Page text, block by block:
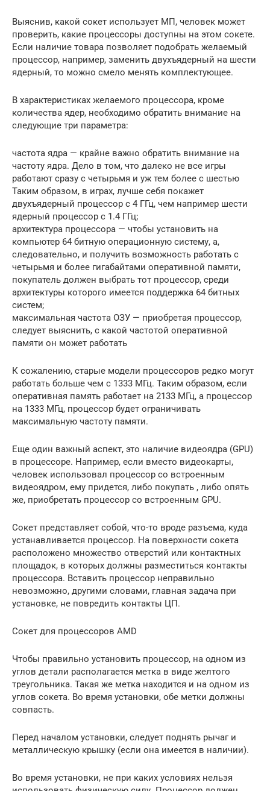
Выяснив, какой сокет использует МП, человек может
проверить, какие процессоры доступны на этом сокете.
Если наличие товара позволяет подобрать желаемый
процессор, например, заменить двухъядерный на шести
ядерный, то можно смело менять комплектующее.
В характеристиках желаемого процессора, кроме
количества ядер, необходимо обратить внимание на
следующие три параметра:
частота ядра — крайне важно обратить внимание на
частоту ядра. Дело в том, что далеко не все игры
работают сразу с четырьмя и уж тем более с шестью
Таким образом, в играх, лучше себя покажет
двухъядерный процессор с 4 ГГц, чем например шести
ядерный процессор с 1.4 ГГц;
архитектура процессора — чтобы установить на
компьютер 64 битную операционную систему, а,
следовательно, и получить возможность работать с
четырьмя и более гигабайтами оперативной памяти,
покупатель должен выбрать тот процессор, среди
архитектуры которого имеется поддержка 64 битных
систем;
максимальная частота ОЗУ — приобретая процессор,
следует выяснить, с какой частотой оперативной
памяти он может работать
К сожалению, старые модели процессоров редко могут
работать больше чем с 1333 МГц. Таким образом, если
оперативная память работает на 2133 МГц, а процессор
на 1333 МГц, процессор будет ограничивать
максимальную частоту памяти.
Еще один важный аспект, это наличие видеоядра (GPU)
в процессоре. Например, если вместо видеокарты,
человек использовал процессор со встроенным
видеоядром, ему придется, либо покупать , либо опять
же, приобретать процессор со встроенным GPU.
Сокет представляет собой, что-то вроде разъема, куда
устанавливается процессор. На поверхности сокета
расположено множество отверстий или контактных
площадок, в которых должны разместиться контакты
процессора. Вставить процессор неправильно
невозможно, другими словами, главная задача при
установке, не повредить контакты ЦП.
Cокет для процессоров AMD
Чтобы правильно установить процессор, на одном из
углов детали располагается метка в виде желтого
треугольника. Такая же метка находится и на одном из
углов сокета. Во время установки, обе метки должны
совпасть.
Перед началом установки, следует поднять рычаг и
металлическую крышку (если она имеется в наличии).
Во время установки, не при каких условиях нельзя